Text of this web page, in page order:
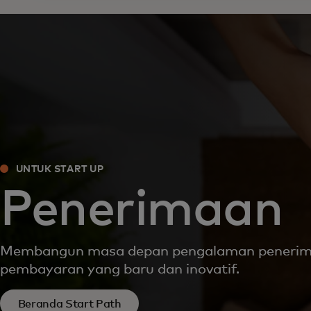
UNTUK START UP
Penerimaan
Membangun masa depan pengalaman
pembayaran yang baru dan inovatif.
Beranda Start Path